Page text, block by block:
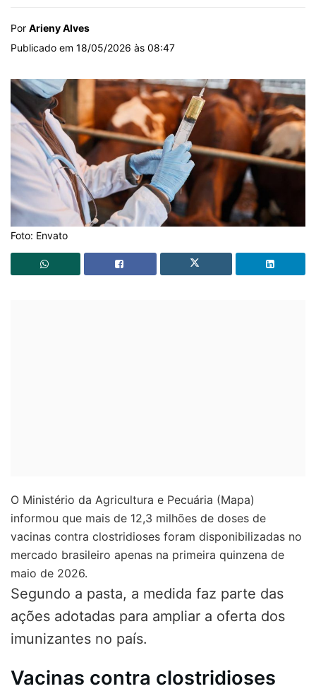
Por Arieny Alves
Publicado em 18/05/2026 às 08:47
Foto: Envato
O Ministério da Agricultura e Pecuária (Mapa)
informou que mais de 12,3 milhões de doses de
vacinas contra clostridioses foram disponibilizadas no
mercado brasileiro apenas na primeira quinzena de
maio de 2026.
Segundo a pasta, a medida faz parte das
ações adotadas para ampliar a oferta dos
imunizantes no país.
Vacinas contra clostridioses